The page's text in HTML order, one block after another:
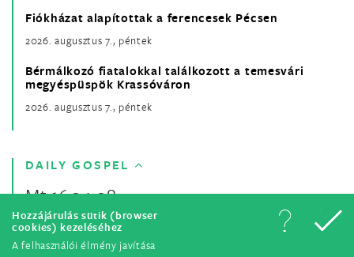
Hozzájárulás sütik (browser
cookies) kezeléséhez
A felhasználói élmény javítása
Fiókházat alapítottak a ferencesek Pécsen
2026. augusztus 7., péntek
Bérmálkozó fiatalokkal találkozott a temesvári
megyéspüspök Krassóváron
2026. augusztus 7., péntek
DAILY GOSPEL
Mt 16,24-28